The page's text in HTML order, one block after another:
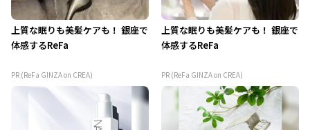
上質な眠りも美髪ケアも！ 銀座で
体感するReFa
PR (ReFa GINZA on CREA)
上質な眠りも美髪ケアも！ 銀座で
体感するReFa
PR (ReFa GINZA on CREA)